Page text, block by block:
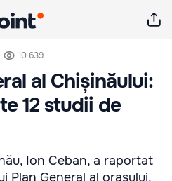
10 639
al Chișinăului:
12 studii de
Ion Ceban, a raportat
Plan General al orașului,